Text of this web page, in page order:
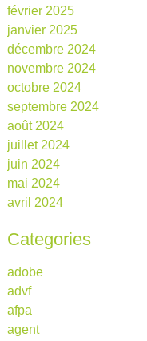
février 2025
janvier 2025
décembre 2024
novembre 2024
octobre 2024
septembre 2024
août 2024
juillet 2024
juin 2024
mai 2024
avril 2024
Categories
adobe
advf
afpa
agent